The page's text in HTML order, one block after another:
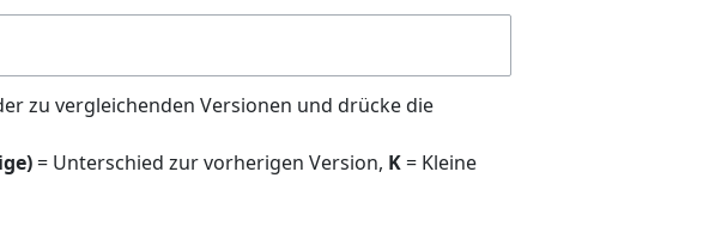
zu vergleichenden Versionen und drücke die
= Unterschied zur vorherigen Version, K= Kleine